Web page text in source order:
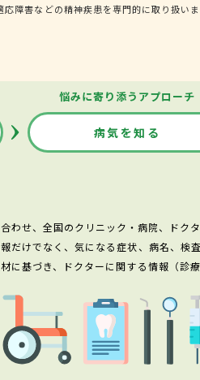
障害などの精神疾患を専門的に取り扱いま
悩みに寄り添うアプローチ
病気を知る
わせ、全国のクリニック・病院、ドク
けでなく、気になる症状、病名、検
に基づき、ドクターに関する情報（診